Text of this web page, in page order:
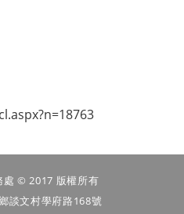
處 © 2017 版權所有
談文村學府路168號